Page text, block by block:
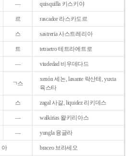
― quisquilla 키스키야
르 rascador 라스카도르
스 sastreria 사스트레리아
트 tetraetro 테트라에트로
― viudedad 비우데다드
ㄱ스
xenón 세논, laxante 락산테, yuxta
육스타
스 zagal 사갈, liquidez 리키데스
― walkirias 왈키리아스
― yungla 융글라
아 braceo 브라세오